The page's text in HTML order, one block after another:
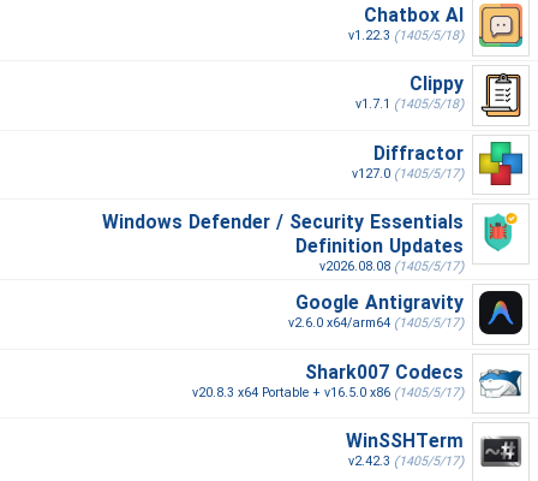
Chatbox AI
v1.22.3 (1405/5/18)
Clippy
v1.7.1 (1405/5/18)
Diffractor
v127.0 (1405/5/17)
Windows Defender / Security Essentials
Definition Updates
v2026.08.08 (1405/5/17)
Google Antigravity
v2.6.0 x64/arm64 (1405/5/17)
Shark007 Codecs
v20.8.3 x64 Portable + v16.5.0 x86 (1405/5/17)
WinSSHTerm
v2.42.3 (1405/5/17)